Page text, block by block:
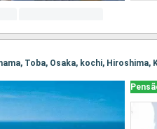
Toba, Osaka, kochi,